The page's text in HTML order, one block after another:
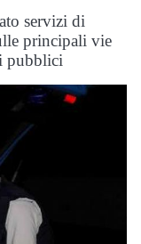
servizi di
principali vie
pubblici